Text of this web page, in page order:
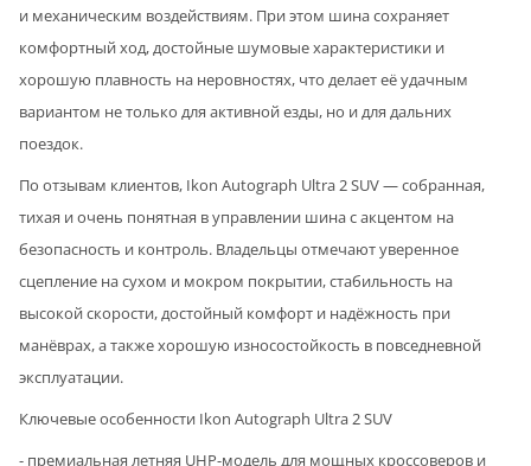
и механическим воздействиям. При этом шина сохраняет
комфортный ход, достойные шумовые характеристики и
хорошую плавность на неровностях, что делает её удачным
вариантом не только для активной езды, но и для дальних
поездок.
По отзывам клиентов, Ikon Autograph Ultra 2 SUV — собранная,
тихая и очень понятная в управлении шина с акцентом на
безопасность и контроль. Владельцы отмечают уверенное
сцепление на сухом и мокром покрытии, стабильность на
высокой скорости, достойный комфорт и надёжность при
манёврах, а также хорошую износостойкость в повседневной
эксплуатации.
Ключевые особенности Ikon Autograph Ultra 2 SUV
- премиальная летняя UHP-модель для мощных кроссоверов и